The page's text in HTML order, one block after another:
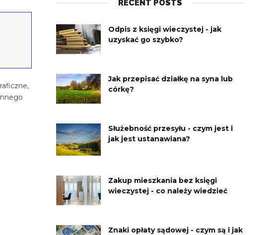
RECENT POSTS
Odpis z księgi wieczystej - jak
uzyskać go szybko?
Jak przepisać działkę na syna lub
córkę?
Służebność przesyłu - czym jest i
jak jest ustanawiana?
Zakup mieszkania bez księgi
wieczystej - co należy wiedzieć
Znaki opłaty sądowej - czym są i jak